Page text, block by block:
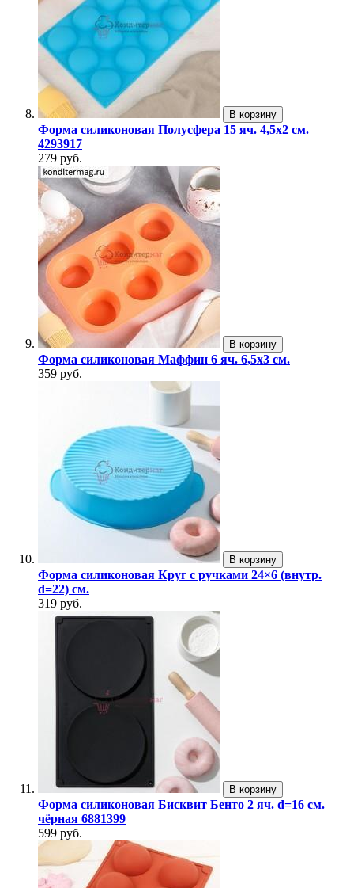
В корзину
Форма силиконовая Полусфера 15 яч. 4,5х2 см.
4293917
279 руб.
В корзину
Форма силиконовая Маффин 6 яч. 6,5х3 см.
359 руб.
В корзину
Форма силиконовая Круг с ручками 24×6 (внутр.
d=22) см.
319 руб.
В корзину
Форма силиконовая Бисквит Бенто 2 яч. d=16 см.
чёрная 6881399
599 руб.